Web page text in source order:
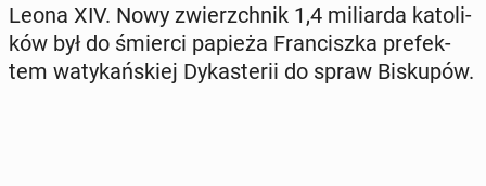
Leona XIV. Nowy zwierzch­nik 1,4 mi­liar­da ka­to­li­
ków był do śmierci papieża Fran­cisz­ka pre­fek­
tem wa­ty­kań­skiej Dy­ka­ste­rii do spraw Bi­sku­pów.